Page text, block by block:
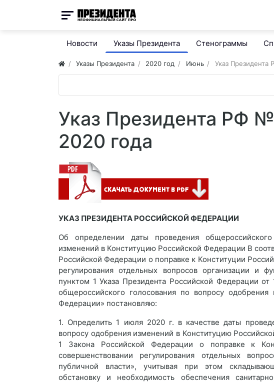
Новости Указы Президента Стенограммы
Указы Президента 2020 год Июнь Указ
Указ Президента РФ
2020 года
УКАЗ ПРЕЗИДЕНТА РОССИЙСКОЙ ФЕДЕРАЦИИ
Об определении даты проведения
изменений в Конституцию Российской Федерации В
Российской Федерации о поправке к Конституции
регулирования отдельных вопросов организации и
пунктом 1 Указа Президента Российской Федерации
общероссийского голосования по вопросу
Федерации» постановляю:
1. Определить 1 июля 2020 г. в качестве даты
вопросу одобрения изменений в Конституцию
1 Закона Российской Федерации о поправке к
совершенствовании регулирования отдельных
публичной власти», учитывая при этом
обстановку и необходимость обеспечения